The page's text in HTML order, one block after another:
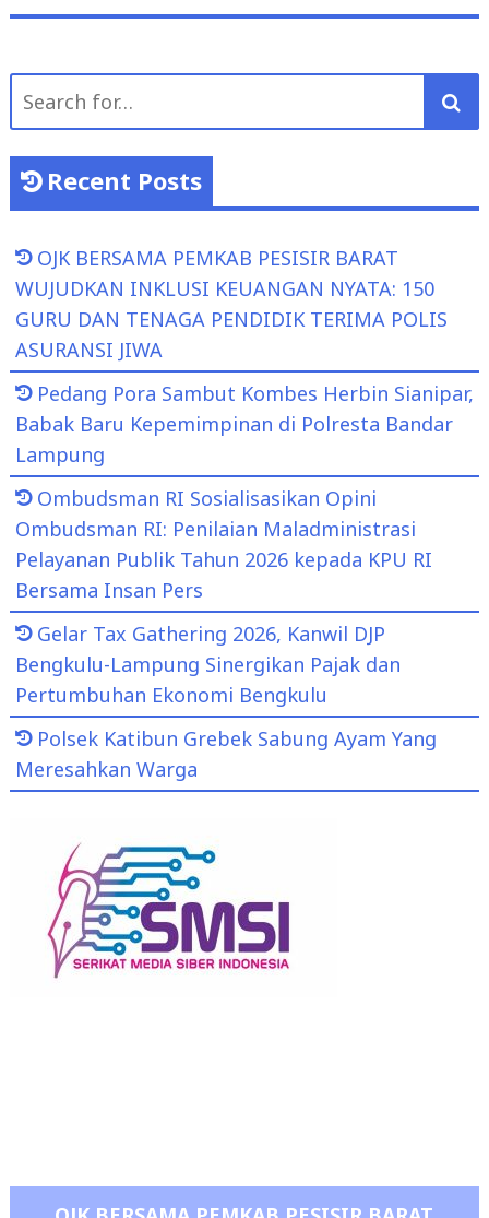
Search
Recent Posts
OJK BERSAMA PEMKAB PESISIR BARAT
WUJUDKAN INKLUSI KEUANGAN NYATA: 150
GURU DAN TENAGA PENDIDIK TERIMA POLIS
ASURANSI JIWA
Pedang Pora Sambut Kombes Herbin Sianipar,
Babak Baru Kepemimpinan di Polresta Bandar
Lampung
Ombudsman RI Sosialisasikan Opini
Ombudsman RI: Penilaian Maladministrasi
Pelayanan Publik Tahun 2026 kepada KPU RI
Bersama Insan Pers
Gelar Tax Gathering 2026, Kanwil DJP
Bengkulu-Lampung Sinergikan Pajak dan
Pertumbuhan Ekonomi Bengkulu
Polsek Katibun Grebek Sabung Ayam Yang
Meresahkan Warga